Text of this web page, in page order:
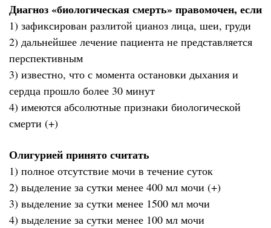
Диагноз «биологическая смерть» правомочен, если
1) зафиксирован разлитой цианоз лица, шеи, груди
2) дальнейшее лечение пациента не представляется
перспективным
3) известно, что с момента остановки дыхания и
сердца прошло более 30 минут
4) имеются абсолютные признаки биологической
смерти (+)
Олигурией принято считать
1) полное отсутствие мочи в течение суток
2) выделение за сутки менее 400 мл мочи (+)
3) выделение за сутки менее 1500 мл мочи
4) выделение за сутки менее 100 мл мочи